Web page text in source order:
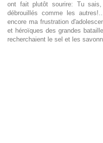
ont fait plutôt sourire: Tu
débrouillés comme les
encore ma frustration
et héroïques des grandes
recherchaient le sel et les